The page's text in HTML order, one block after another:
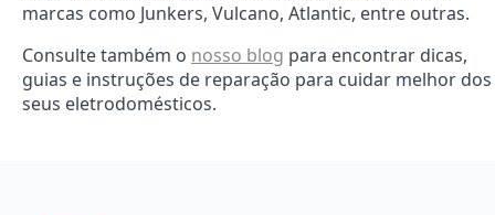
marcas como Junkers, Vulcano, Atlantic, entre outras.
Consulte também o nosso blog para encontrar dicas,
guias e instruções de reparação para cuidar melhor dos
seus eletrodomésticos.